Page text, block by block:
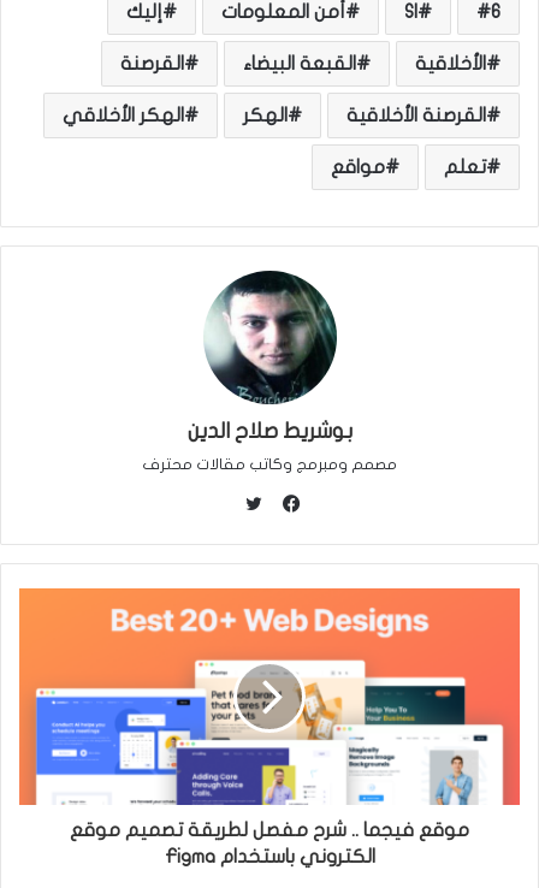
6
SI أمن المعلومات إليك
الأخلاقية القبعة البيضاء القرصنة
القرصنة الأخلاقية الهكر الهكر الأخلاقي
تعلم مواقع
بوشريط صلاح الدين
مصمم ومبرمج وكاتب مقالات محترف
ي
س
ب
ك
ي
ت
ر
موقع فيجما .. شرح مفصل لطريقة تصميم موقع
الكتروني باستخدام Figma